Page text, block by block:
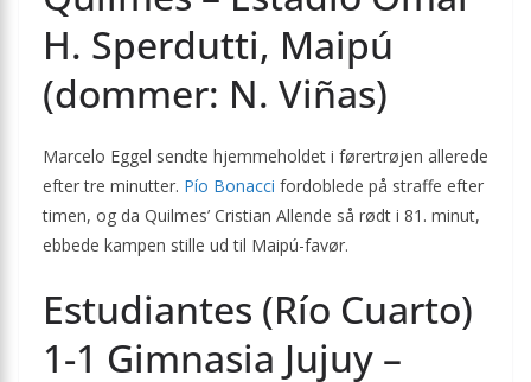
H. Sperdutti, Maipú
(dommer: N. Viñas)
Marcelo Eggel sendte hjemmeholdet i førertrøjen allerede
efter tre minutter. Pío Bonacci fordoblede på straffe efter
timen, og da Quilmes’ Cristian Allende så rødt i 81. minut,
ebbede kampen stille ud til Maipú-favør.
Estudiantes (Río Cuarto)
1-1 Gimnasia Jujuy –